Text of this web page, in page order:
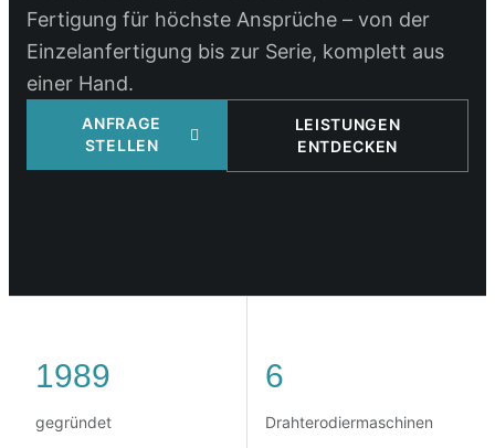
Fertigung für höchste Ansprüche – von der
Einzelanfertigung bis zur Serie, komplett aus
einer Hand.
ANFRAGE
STELLEN
LEISTUNGEN
ENTDECKEN
1989
gegründet
6
Drahterodiermaschinen